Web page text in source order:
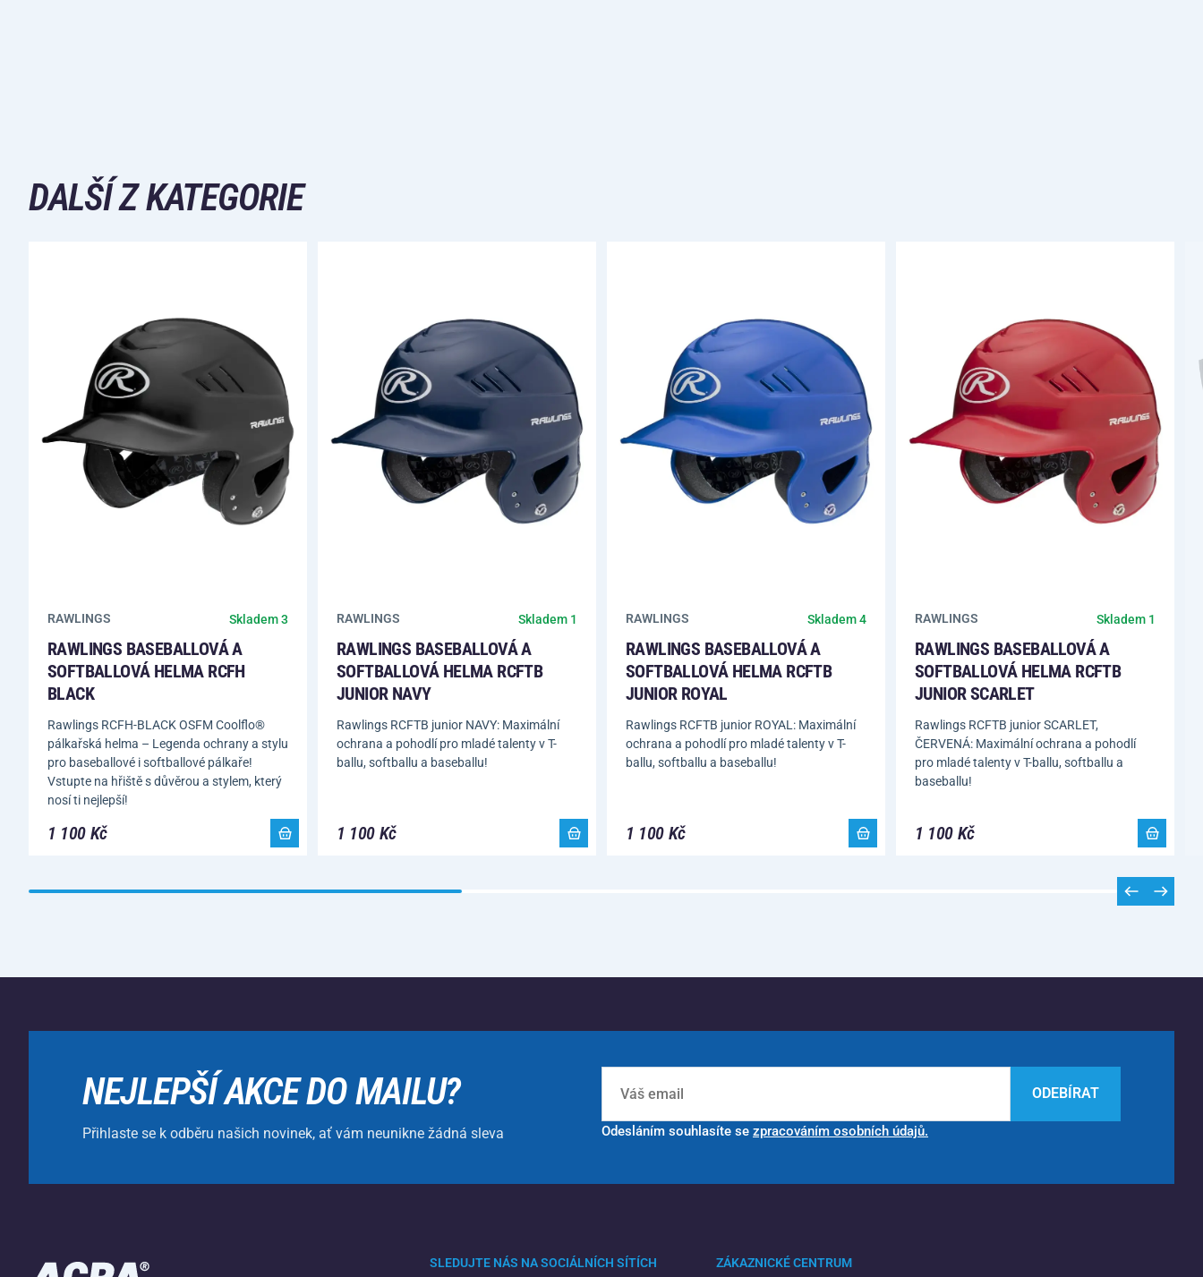
DALŠÍ Z KATEGORIE
RAWLINGS Skladem 3
RAWLINGS BASEBALLOVÁ A
SOFTBALLOVÁ HELMA RCFH
BLACK
Rawlings RCFH-BLACK OSFM Coolflo®
pálkařská helma – Legenda ochrany a stylu
pro baseballové i softballové pálkaře!
Vstupte na hřiště s důvěrou a stylem, který
nosí ti nejlepší!
1 100 Kč
RAWLINGS Skladem 1
RAWLINGS BASEBALLOVÁ A
SOFTBALLOVÁ HELMA RCFTB
JUNIOR NAVY
Rawlings RCFTB junior NAVY: Maximální
ochrana a pohodlí pro mladé talenty v T-
ballu, softballu a baseballu!
1 100 Kč
RAWLINGS Skladem 4
RAWLINGS BASEBALLOVÁ A
SOFTBALLOVÁ HELMA RCFTB
JUNIOR ROYAL
Rawlings RCFTB junior ROYAL: Maximální
ochrana a pohodlí pro mladé talenty v T-
ballu, softballu a baseballu!
1 100 Kč
RAWLINGS Skladem 1
RAWLINGS BASEBALLOVÁ A
SOFTBALLOVÁ HELMA RCFTB
JUNIOR SCARLET
Rawlings RCFTB junior SCARLET,
ČERVENÁ: Maximální ochrana a pohodlí
pro mladé talenty v T-ballu, softballu a
baseballu!
1 100 Kč
NEJLEPŠÍ AKCE DO MAILU?
Přihlaste se k odběru našich novinek, ať vám neunikne žádná sleva
ODEBÍRAT
Odesláním souhlasíte se zpracováním osobních údajů.
SLEDUJTE NÁS NA SOCIÁLNÍCH SÍTÍCH ZÁKAZNICKÉ CENTRUM